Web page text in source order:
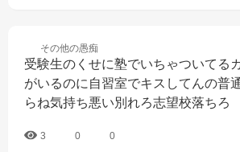
その他の愚痴
受験生のくせに塾でいちゃついてる
がいるのに自習室でキスしてんの普
らね気持ち悪い別れろ志望校落ちろ
3 0 0